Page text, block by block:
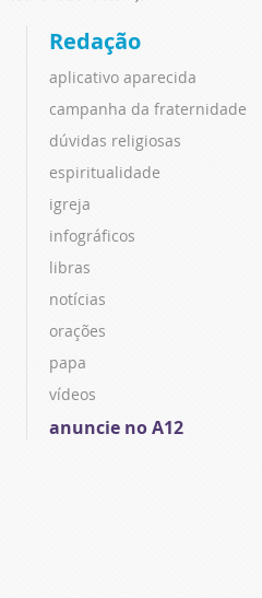
Redação
aplicativo aparecida
campanha da fraternidade
dúvidas religiosas
espiritualidade
igreja
infográficos
libras
notícias
orações
papa
vídeos
anuncie no A12